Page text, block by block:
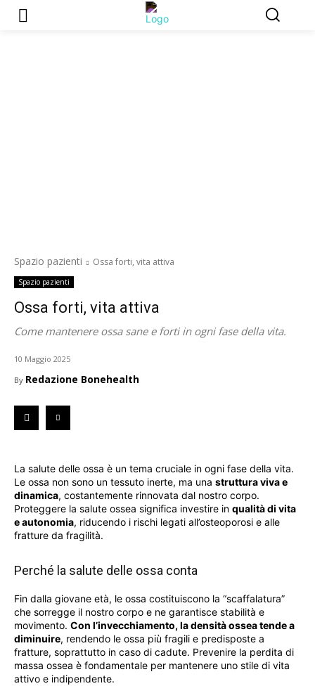
Spazio pazienti Ossa forti, vita attiva
Spazio pazienti
Ossa forti, vita attiva
Come mantenere ossa sane e forti in ogni fase della vita.
10 Maggio 2025
By Redazione Bonehealth
La salute delle ossa è un tema cruciale in ogni fase della vita.
Le ossa non sono un tessuto inerte, ma una struttura viva e
dinamica, costantemente rinnovata dal nostro corpo.
Proteggere la salute ossea significa investire in qualità di vita
e autonomia, riducendo i rischi legati all’osteoporosi e alle
fratture da fragilità.
Perché la salute delle ossa conta
Fin dalla giovane età, le ossa costituiscono la “scaffalatura”
che sorregge il nostro corpo e ne garantisce stabilità e
movimento. Con l’invecchiamento, la densità ossea tende a
diminuire, rendendo le ossa più fragili e predisposte a
fratture, soprattutto in caso di cadute. Prevenire la perdita di
massa ossea è fondamentale per mantenere uno stile di vita
attivo e indipendente.